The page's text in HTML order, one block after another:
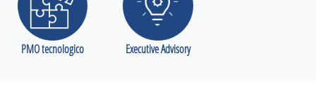
PMO tecnologico Executive Advisory